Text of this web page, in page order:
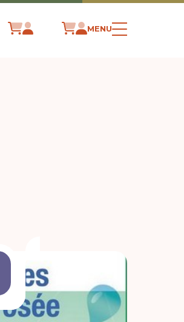
MENU